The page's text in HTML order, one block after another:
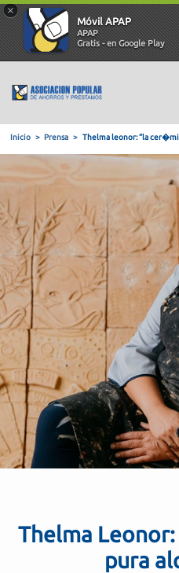
×
Móvil APAP
APAP
Gratis - en Google Play
Thelma
Thelma Leonor:
pura